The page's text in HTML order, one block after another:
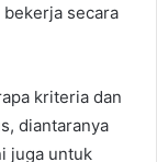
secara
kriteria dan
diantaranya
juga untuk